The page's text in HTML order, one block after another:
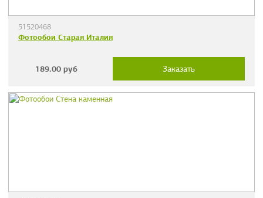
51520468
Фотообои Старая Италия
189.00 руб Заказать